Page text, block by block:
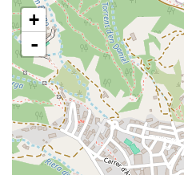
+
-